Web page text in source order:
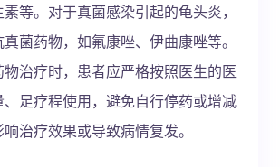
等。对于真菌感染引起的龟头炎，
菌药物，如氟康唑、伊曲康唑等。
治疗时，患者应严格按照医生的医
足疗程使用，避免自行停药或增减
治疗效果或导致病情复发。